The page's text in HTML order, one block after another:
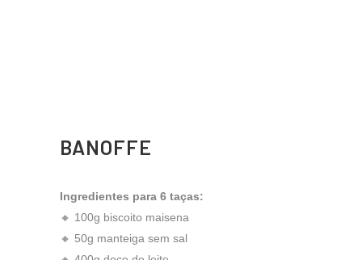
BANOFFE
Ingredientes para 6 taças:
🔸 100g biscoito maisena
🔸 50g manteiga sem sal